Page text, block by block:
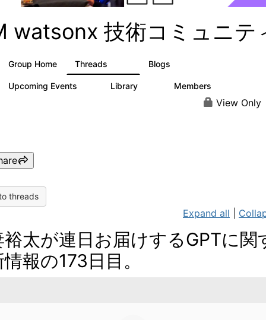
watsonx 技術コミュニテ
Group Home Threads Blogs
Upcoming Events Library Members
View Only
threads
Expand all
裕太が連日お届けするGPTに関
報の173日目。